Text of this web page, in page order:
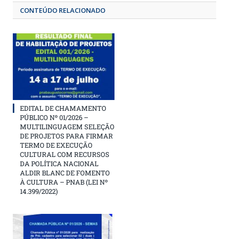
CONTEÚDO RELACIONADO
EDITAL DE CHAMAMENTO
PÚBLICO Nº 01/2026 –
MULTILINGUAGEM SELEÇÃO
DE PROJETOS PARA FIRMAR
TERMO DE EXECUÇÃO
CULTURAL COM RECURSOS
DA POLÍTICA NACIONAL
ALDIR BLANC DE FOMENTO
À CULTURA – PNAB (LEI Nº
14.399/2022)